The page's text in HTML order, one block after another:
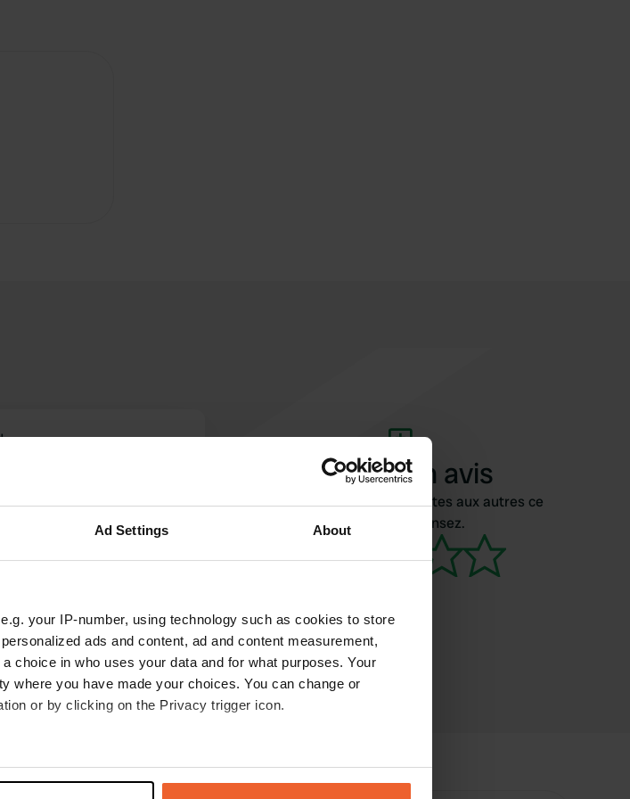
Ad Settings About
your IP-number, using technology such as cookies to store
ads and content, ad and content measurement,
choice in who uses your data and for what purposes. Your
where you have made your choices. You can change or
or by clicking on the Privacy trigger icon.
can be accurate to within several meters
propriétaires nous
spécial. Normalement,
apprécié le goût
de
pour les enfants, un mini
spacieuses. nous avons
1 nuit pour 283 couronnes.
l'original
Ajouter un avis
Vous êtes déjà venu ici ? Dites aux autres ce
que vous en pensez.